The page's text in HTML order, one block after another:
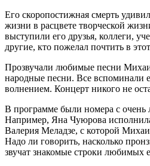
Его скоропостижная смерть
жизни в расцвете творческой
выступили его друзья, коллеги,
другие, кто пожелал почтить в
Прозвучали любимые песни
народные песни. Все вспоминали
волнением. Концерт никого не
В программе были номера с очень
Например, Яна Чуюрова
Валерия Меладзе, с которой
Надо ли говорить, насколько
звучат знакомые строки любимых